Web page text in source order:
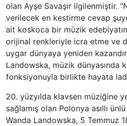
olan Ayşe Savaşır ilgilenmiştir.
verilecek en kestirme cevap
ait koskoca bir müzik
orijinal renkleriyle icra etme ve
uygar dünyaya yeniden
Landowska, müzik dünyasında
fonksiyonuyla birlikte hayata
20. yüzyılda klavsen müziğine
sağlamış olan Polonya asıllı
Wanda Landowska, 5 Temmuz